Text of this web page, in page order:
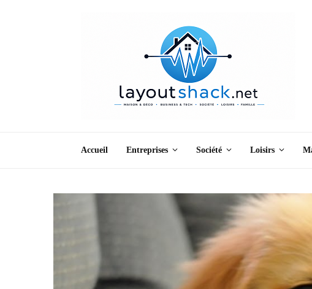
Accueil Entreprises Société Loisirs